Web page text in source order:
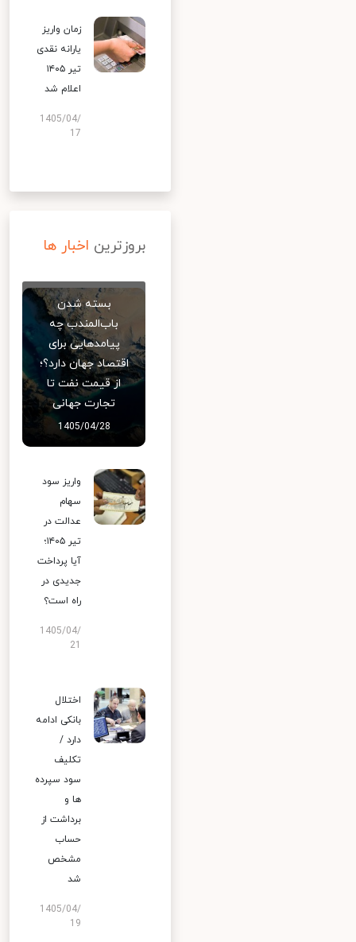
زمان واریز
یارانه نقدی
تیر ۱۴۰۵
اعلام شد
1405/04/
17
بروزترین اخبار ها
بسته شدن
باب‌المندب چه
پیامدهایی برای
اقتصاد جهان دارد؟؛
از قیمت نفت تا
تجارت جهانی
1405/04/28
واریز سود
سهام
عدالت در
تیر ۱۴۰۵؛
آیا پرداخت
جدیدی در
راه است؟
1405/04/
اختلال
بانکی ادامه
دارد /
تکلیف
سود سپرده
ها و
برداشت از
حساب
مشخص
شد
1405/04/
19